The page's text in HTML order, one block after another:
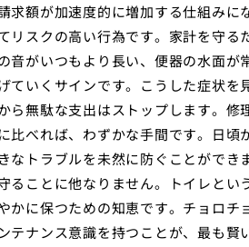
求額が加速度的に増加する仕組み
リスクの高い行為です。家計を守
音がいつもより長い、便器の水面
ていくサインです。こうした症状
ら無駄な支出はストップします。
比べれば、わずかな手間です。日
なトラブルを未然に防ぐことがで
ることに他なりません。トイレと
かに保つための知恵です。チョロ
テナンス意識を持つことが、最も賢